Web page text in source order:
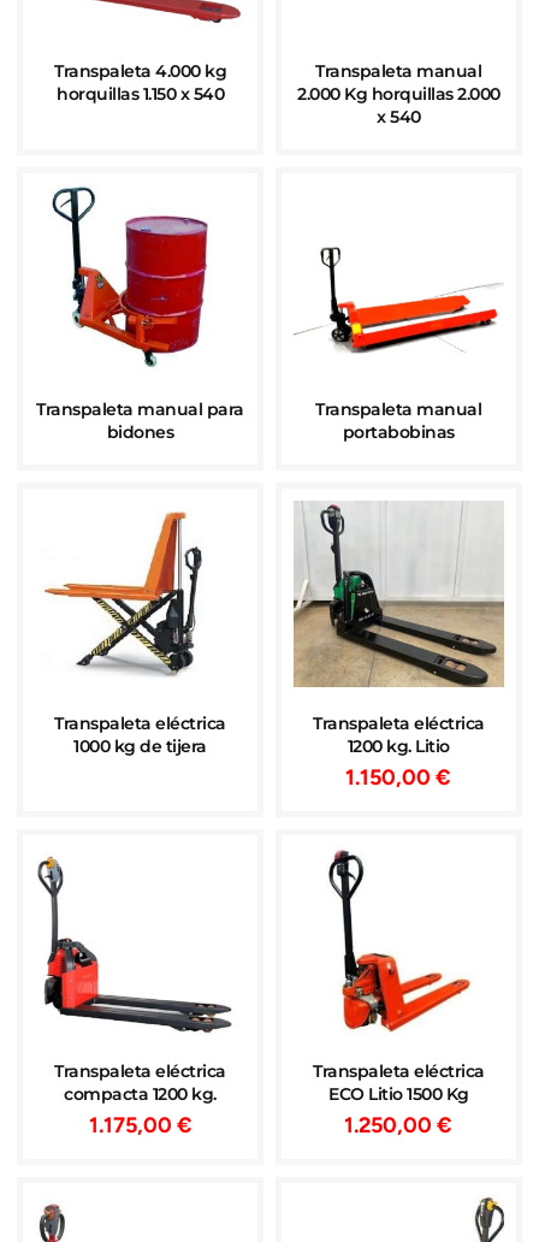
Transpaleta 4.000 kg
horquillas 1.150 x 540
Transpaleta manual
2.000 Kg horquillas 2.000
x 540
Transpaleta manual para
bidones
Transpaleta manual
portabobinas
Transpaleta eléctrica
1000 kg de tijera
Transpaleta eléctrica
1200 kg. Litio
1.150,00€
Transpaleta eléctrica
compacta 1200 kg.
1.175,00 €
Transpaleta eléctrica
ECO Litio 1500 Kg
1.250,00€